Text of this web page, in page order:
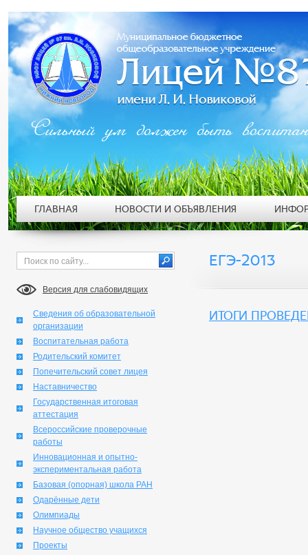
Версия для слабовидящих
Сведения об образовательной
организации
Воспитательная работа
Родительский комитет
Попечительский совет лицея
Наставничество
Государственная итоговая
аттестация
Всероссийские проверочные
работы
Инновационная и опытно-
экспериментальная работа
Базовая (опорная) школа РАН
Одарённые дети
Олимпиады
Научное общество учащихся
Проекты
ЕГЭ-2013
Итоги
Сильный ум должен быть
ГЛАВНАЯ НОВОСТИ И ОБЪЯВЛЕНИЯ